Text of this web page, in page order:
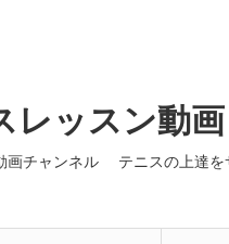
レッスン動
画チャンネル テニスの上達